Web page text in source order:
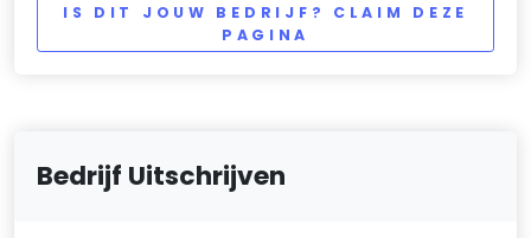
IS DIT JOUW BEDRIJF? CLAIM DEZE
PAGINA
Bedrijf Uitschrijven